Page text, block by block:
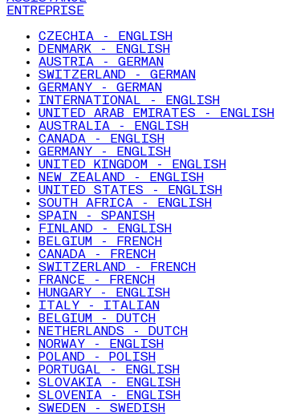
ENTREPRISE
CZECHIA - ENGLISH
DENMARK - ENGLISH
AUSTRIA - GERMAN
SWITZERLAND - GERMAN
GERMANY - GERMAN
INTERNATIONAL - ENGLISH
UNITED ARAB EMIRATES - ENGLISH
AUSTRALIA - ENGLISH
CANADA - ENGLISH
GERMANY - ENGLISH
UNITED KINGDOM - ENGLISH
NEW ZEALAND - ENGLISH
UNITED STATES - ENGLISH
SOUTH AFRICA - ENGLISH
SPAIN - SPANISH
FINLAND - ENGLISH
BELGIUM - FRENCH
CANADA - FRENCH
SWITZERLAND - FRENCH
FRANCE - FRENCH
HUNGARY - ENGLISH
ITALY - ITALIAN
BELGIUM - DUTCH
NETHERLANDS - DUTCH
NORWAY - ENGLISH
POLAND - POLISH
PORTUGAL - ENGLISH
SLOVAKIA - ENGLISH
SLOVENIA - ENGLISH
SWEDEN - SWEDISH